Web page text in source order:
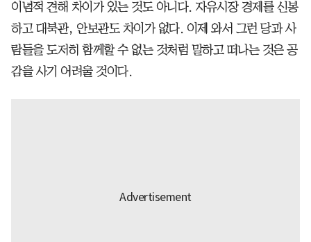
이념적 견해 차이가 있는 것도 아니다. 자유시장 경제를 신봉
하고 대북관, 안보관도 차이가 없다. 이제 와서 그런 당과 사
람들을 도저히 함께할 수 없는 것처럼 말하고 떠나는 것은 공
감을 사기 어려울 것이다.